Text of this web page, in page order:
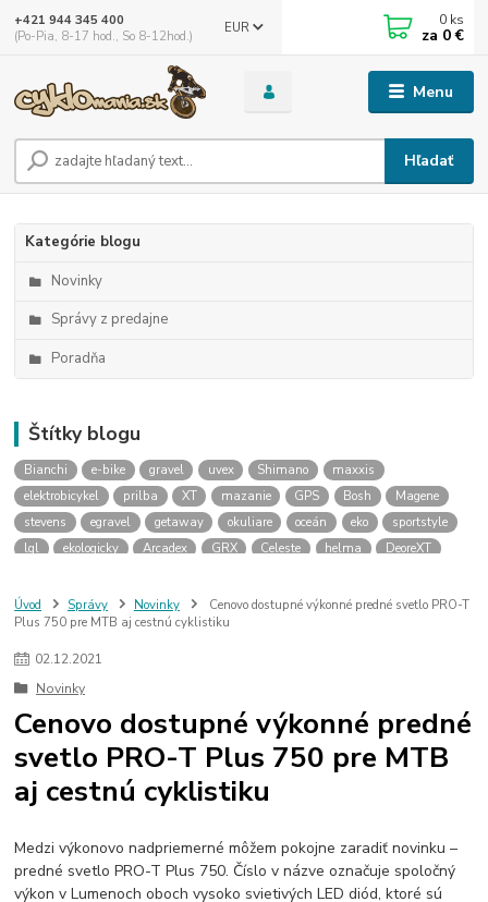
Menu
EUR
Hľadať
+421 944 345 400
(Po-Pia, 8-17 hod., So 8-12hod.)
0 ks
za 0 €
Kategórie blogu
Novinky
Správy z predajne
Poradňa
Štítky blogu
Bianchi e-bike gravel uvex Shimano
maxxis
elektrobicykel
prilba XT mazanie GPS Bosh
Magene
stevens
egravel getaway okuliare oceán eko
sportstyle
lgl
ekologicky Arcadex GRX Celeste helma
DeoreXT
galfer
brzdové platničky Rocky Mountain Powerplay
Altitude
Instinct
Dyname zima elektrobicykle
návleky na tretry
Úvod Správy Novinky
Cenovo dostupné výkonné predné svetlo PRO-T
Plus 750 pre MTB aj cestnú cyklistiku
02.12.2021
Novinky
Cenovo dostupné výkonné predné
svetlo PRO-T Plus 750 pre MTB
aj cestnú cyklistiku
Medzi výkonovo nadpriemerné môžem pokojne zaradiť novinku –
predné svetlo PRO-T Plus 750. Číslo v názve označuje spoločný
výkon v Lumenoch oboch vysoko svietivých LED diód, ktoré sú